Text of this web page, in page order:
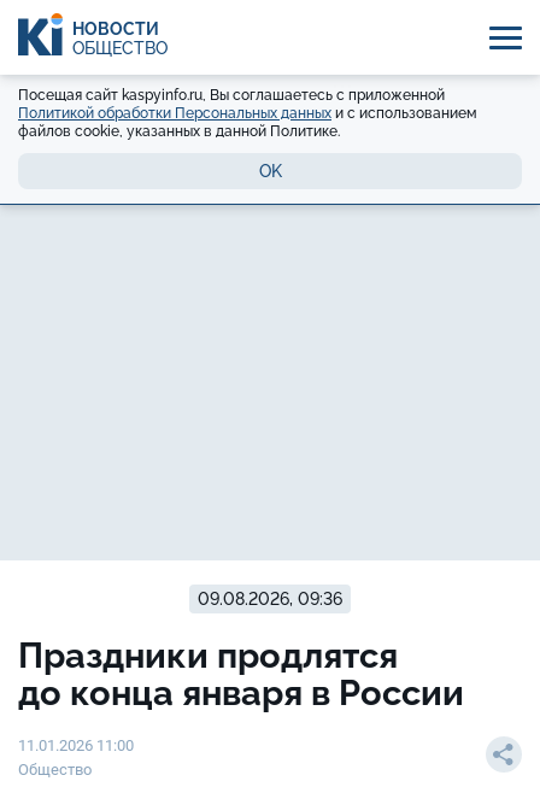
НОВОСТИ
ОБЩЕСТВО
Посещая сайт kaspyinfo.ru, Вы соглашаетесь с приложенной
Политикой обработки Персональных данных и с использованием
файлов cookie, указанных в данной Политике.
OK
09.08.2026, 09:36
Праздники продлятся
до конца января в России
11.01.2026 11:00
Общество